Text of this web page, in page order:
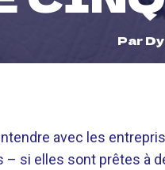
Par
avec les
– si elles sont prêtes à